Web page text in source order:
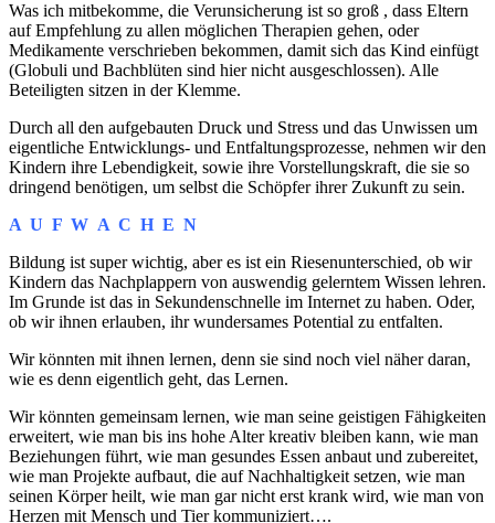
Was ich mitbekomme, die Verunsicherung ist so groß , dass Eltern
auf Empfehlung zu allen möglichen Therapien gehen, oder
Medikamente verschrieben bekommen, damit sich das Kind einfügt
(Globuli und Bachblüten sind hier nicht ausgeschlossen). Alle
Beteiligten sitzen in der Klemme.
Durch all den aufgebauten Druck und Stress und das Unwissen um
eigentliche Entwicklungs- und Entfaltungsprozesse, nehmen wir den
Kindern ihre Lebendigkeit, sowie ihre Vorstellungskraft, die sie so
dringend benötigen, um selbst die Schöpfer ihrer Zukunft zu sein.
A U F W A C H E N
Bildung ist super wichtig, aber es ist ein Riesenunterschied, ob wir
Kindern das Nachplappern von auswendig gelerntem Wissen lehren.
Im Grunde ist das in Sekundenschnelle im Internet zu haben. Oder,
ob wir ihnen erlauben, ihr wundersames Potential zu entfalten.
Wir könnten mit ihnen lernen, denn sie sind noch viel näher daran,
wie es denn eigentlich geht, das Lernen.
Wir könnten gemeinsam lernen, wie man seine geistigen Fähigkeiten
erweitert, wie man bis ins hohe Alter kreativ bleiben kann, wie man
Beziehungen führt, wie man gesundes Essen anbaut und zubereitet,
wie man Projekte aufbaut, die auf Nachhaltigkeit setzen, wie man
seinen Körper heilt, wie man gar nicht erst krank wird, wie man von
Herzen mit Mensch und Tier kommuniziert….